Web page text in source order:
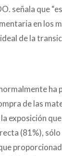
señala que
en los
de la
ha
de las
exposición
(81%), sólo